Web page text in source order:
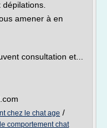
amener à en
consultation et...
chez le chat age /
comportement chat